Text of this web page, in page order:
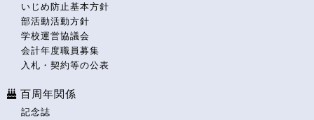
いじめ防止基本方針
部活動活動方針
学校運営協議会
会計年度職員募集
入札・契約等の公表
百周年関係
記念誌